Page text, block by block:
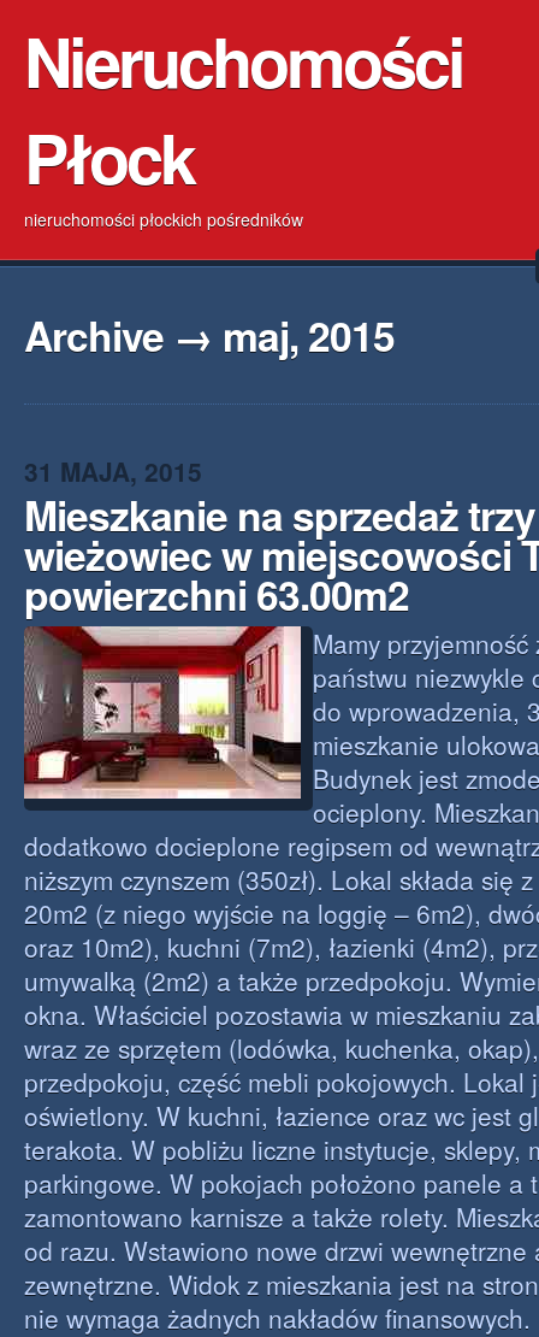
Nieruchomości
Płock
nieruchomości płockich pośredników
Archive → maj, 2015
31 MAJA, 2015
Mieszkanie na sprzedaż
wieżowiec w miejscowości
powierzchni 63.00m2
Mamy
państwu niezwykle
do wprowadzenia,
mieszkanie
Budynek jest
ocieplony.
dodatkowo docieplone regipsem od
niższym czynszem (350zł). Lokal składa się
20m2 (z niego wyjście na loggię – 6m2),
oraz 10m2), kuchni (7m2), łazienki (4m2),
umywalką (2m2) a także przedpokoju.
okna. Właściciel pozostawia w mieszkaniu
wraz ze sprzętem (lodówka, kuchenka,
przedpokoju, część mebli pokojowych. Lokal
oświetlony. W kuchni, łazience oraz wc jest
terakota. W pobliżu liczne instytucje, sklepy,
parkingowe. W pokojach położono panele a
zamontowano karnisze a także rolety.
od razu. Wstawiono nowe drzwi wewnętrzne
zewnętrzne. Widok z mieszkania jest na
nie wymaga żadnych nakładów finansowych.